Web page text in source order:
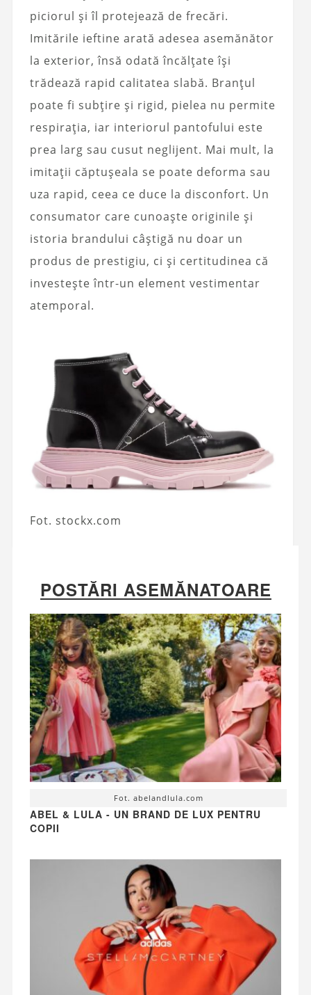
piciorul și îl protejează de frecări.
Imitările ieftine arată adesea asemănător
la exterior, însă odată încălțate își
trădează rapid calitatea slabă. Branțul
poate fi subțire și rigid, pielea nu permite
respirația, iar interiorul pantofului este
prea larg sau cusut neglijent. Mai mult, la
imitații căptușeala se poate deforma sau
uza rapid, ceea ce duce la disconfort. Un
consumator care cunoaște originile și
istoria brandului câștigă nu doar un
produs de prestigiu, ci și certitudinea că
investește într-un element vestimentar
atemporal.
Fot. stockx.com
POSTĂRI ASEMĂNATOARE
Fot. abelandlula.com
ABEL & LULA - UN BRAND DE LUX PENTRU
COPII